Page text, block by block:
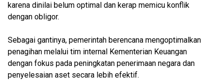
karena dinilai belum optimal dan kerap memicu konflik
dengan obligor.
Sebagai gantinya, pemerintah berencana mengoptimalkan
penagihan melalui tim internal Kementerian Keuangan
dengan fokus pada peningkatan penerimaan negara dan
penyelesaian aset secara lebih efektif.